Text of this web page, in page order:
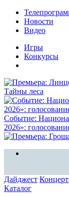
Новости
Видео
Игры
Конкурсы
Тайны леса
Событие:
2026»:
Дайджест
Каталог